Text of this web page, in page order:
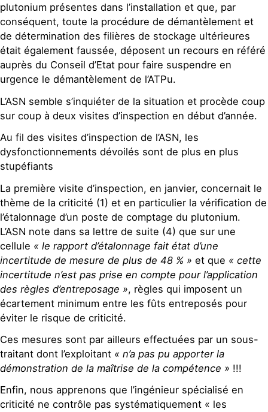
plutonium présentes dans l’installation et que, par
conséquent, toute la procédure de démantèlement et
de détermination des filières de stockage ultérieures
était également faussée, déposent un recours en référé
auprès du Conseil d’Etat pour faire suspendre en
urgence le démantèlement de l’ATPu.
L’ASN semble s’inquiéter de la situation et procède coup
sur coup à deux visites d’inspection en début d’année.
Au fil des visites d’inspection de l’ASN, les
dysfonctionnements dévoilés sont de plus en plus
stupéfiants
La première visite d’inspection, en janvier, concernait le
thème de la criticité (1) et en particulier la vérification de
l’étalonnage d’un poste de comptage du plutonium.
L’ASN note dans sa lettre de suite (4) que sur une
cellule « le rapport d’étalonnage fait état d’une
incertitude de mesure de plus de 48 % » et que « cette
incertitude n’est pas prise en compte pour l’application
des règles d’entreposage », règles qui imposent un
écartement minimum entre les fûts entreposés pour
éviter le risque de criticité.
Ces mesures sont par ailleurs effectuées par un sous-
traitant dont l’exploitant « n’a pas pu apporter la
démonstration de la maîtrise de la compétence » !!!
Enfin, nous apprenons que l’ingénieur spécialisé en
criticité ne contrôle pas systématiquement « les